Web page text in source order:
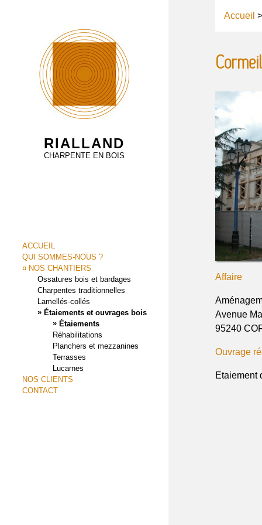
RIALLAND
CHARPENTE EN BOIS
ACCUEIL
QUI SOMMES-NOUS ?
¤ NOS CHANTIERS
Ossatures bois et bardages
Charpentes traditionnelles
Lamellés-collés
» Étaiements et ouvrages bois
» Étaiements
Réhabilitations
Planchers et mezzanines
Terrasses
Lucarnes
NOS CLIENTS
CONTACT
Accueil
Affaire
Avenue
95240
Ouvrage
Etaiement